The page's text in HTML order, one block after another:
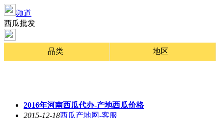
频道
西瓜批发
品类 地区
2016年河南西瓜代办-产地西瓜价格
2015-12-18西瓜产地网-客服